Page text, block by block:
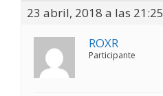
23 abril, 2018 a las 21:25
ROXR
Participante